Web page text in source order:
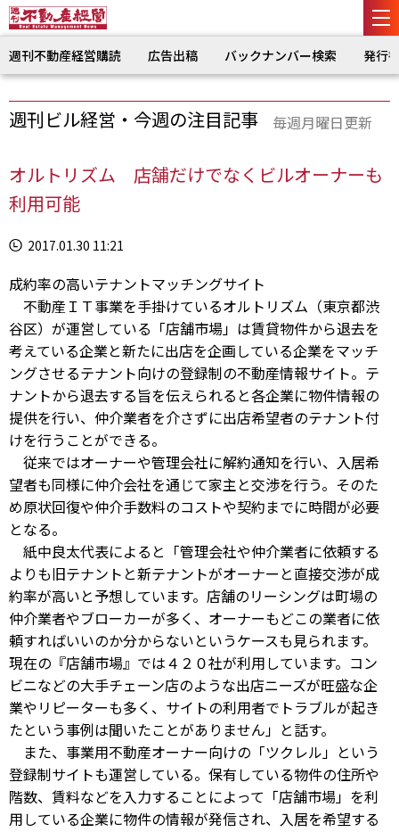
週刊不動産経営購読 広告出稿 バックナンバー検索 発行
週刊ビル経営・今週の注目記事 毎週月曜日更新
オルトリズム 店舗だけでなくビルオーナーも
利用可能
2017.01.30 11:21
成約率の高いテナントマッチングサイト
不動産ＩＴ事業を手掛けているオルトリズム（東京都渋
谷区）が運営している「店舗市場」は賃貸物件から退去を
考えている企業と新たに出店を企画している企業をマッチ
ングさせるテナント向けの登録制の不動産情報サイト。テ
ナントから退去する旨を伝えられると各企業に物件情報の
提供を行い、仲介業者を介さずに出店希望者のテナント付
けを行うことができる。
従来ではオーナーや管理会社に解約通知を行い、入居希
望者も同様に仲介会社を通じて家主と交渉を行う。そのた
め原状回復や仲介手数料のコストや契約までに時間が必要
となる。
紙中良太代表によると「管理会社や仲介業者に依頼する
よりも旧テナントと新テナントがオーナーと直接交渉が成
約率が高いと予想しています。店舗のリーシングは町場の
仲介業者やブローカーが多く、オーナーもどこの業者に依
頼すればいいのか分からないというケースも見られます。
現在の『店舗市場』では４２０社が利用しています。コン
ビニなどの大手チェーン店のような出店ニーズが旺盛な企
業やリピーターも多く、サイトの利用者でトラブルが起き
たという事例は聞いたことがありません」と話す。
また、事業用不動産オーナー向けの「ツクレル」という
登録制サイトも運営している。保有している物件の住所や
階数、賃料などを入力することによって「店舗市場」を利
用している企業に物件の情報が発信され、入居を希望する